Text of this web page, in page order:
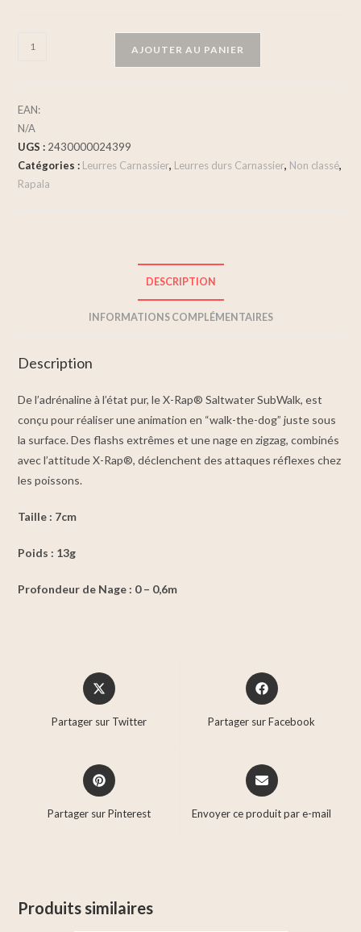
AJOUTER AU PANIER
EAN:
N/A
UGS : 2430000024399
Catégories : Leurres Carnassier, Leurres durs Carnassier, Non classé,
Rapala
DESCRIPTION
INFORMATIONS COMPLÉMENTAIRES
Description
De l’adrénaline à l’état pur, le X-Rap® Saltwater SubWalk, est
conçu pour réaliser une animation en “walk-the-dog” juste sous
la surface. Des flashs extrêmes et une nage en zigzag, combinés
avec l’attitude X-Rap®, déclenchent des attaques réflexes chez
les poissons.
Taille : 7cm
Poids : 13g
Profondeur de Nage : 0 – 0,6m
Partager sur Twitter Partager sur Facebook
Partager sur Pinterest Envoyer ce produit par e-mail
Produits similaires